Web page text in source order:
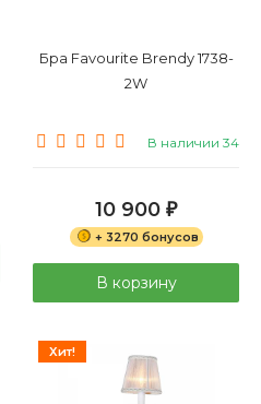
Бра Favourite Brendy 1738-
2W
В наличии 34
10 900 ₽
+ 3270 бонусов
В корзину
Хит!